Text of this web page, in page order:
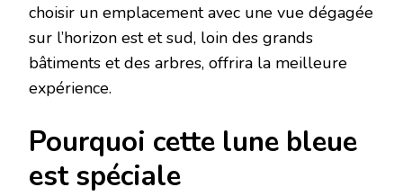
choisir un emplacement avec une vue dégagée
sur l’horizon est et sud, loin des grands
bâtiments et des arbres, offrira la meilleure
expérience.
Pourquoi cette lune bleue
est spéciale